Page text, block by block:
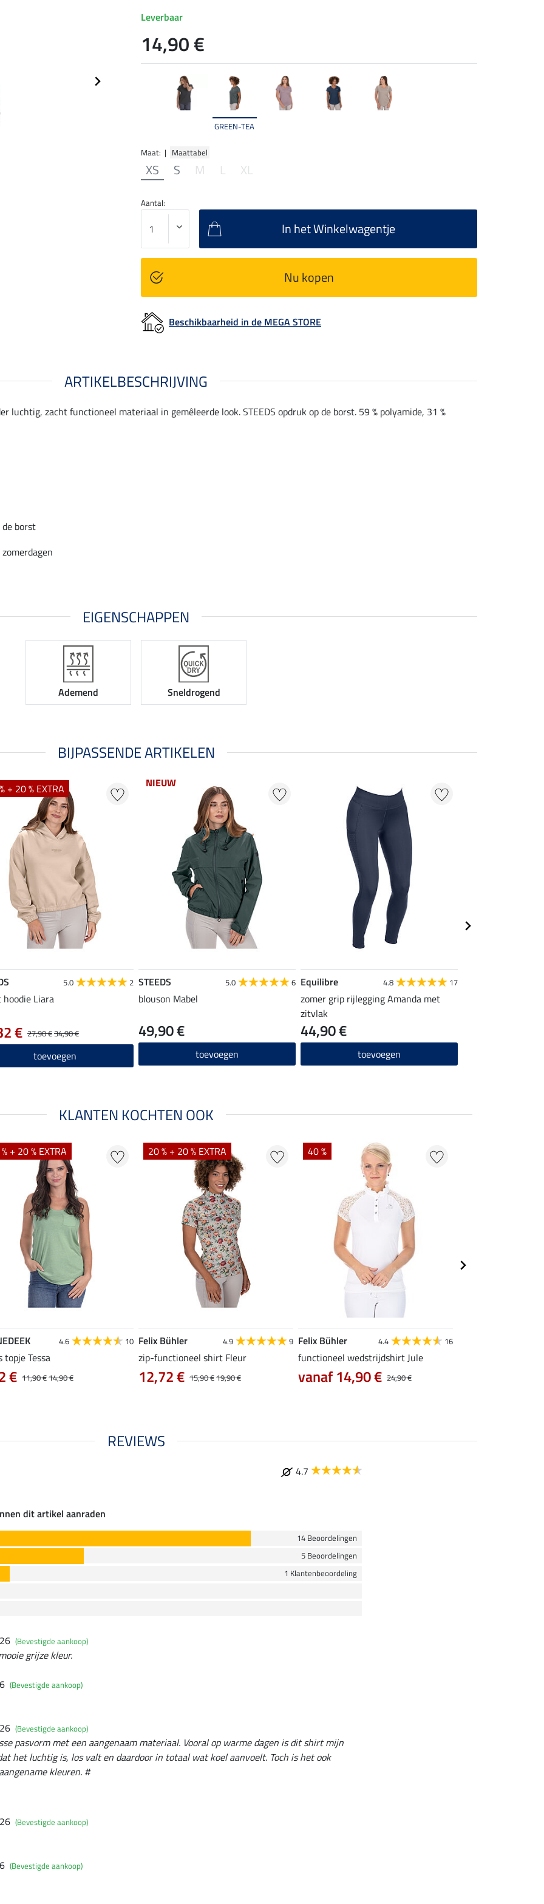
GREEN-TEA
Maat: | Maattabel
XS S M L XL
Leverbaar
14,90 €
Aantal:
In het Winkelwagentje
Nu kopen
Beschikbaarheid in de MEGA STORE
ARTIKELBESCHRIJVING
zacht functioneel materiaal in gemêleerde look. STEEDS opdruk op de borst. 59 % polyamide, 31 %
de borst
EIGENSCHAPPEN
Ademend Sneldrogend
BIJPASSENDE ARTIKELEN
+ 20 % EXTRA
5.0 2
hoodie Liara
27,90 €34,90 €
€
toevoegen
NIEUW
STEEDS 5.0 6
blouson Mabel
49,90 €
toevoegen
Equilibre 4.8 17
zomer grip rijlegging Amanda met
zitvlak
44,90 €
toevoegen
KLANTEN KOCHTEN OOK
+ 20 % EXTRA
4.6 10
topje Tessa
11,90 €14,90 €
€
20 % + 20 % EXTRA
Felix Bühler 4.9 9
zip-functioneel shirt Fleur
15,90 €19,90 €
12,72 €
40 %
Felix Bühler 4.4 16
functioneel wedstrijdshirt Jule
24,90 €
vanaf 14,90 €
REVIEWS
4.7
dit artikel aanraden
14 Beoordelingen
5 Beoordelingen
1 Klantenbeoordeling
(Bevestigde aankoop)
grijze kleur.
(Bevestigde aankoop)
(Bevestigde aankoop)
pasvorm met een aangenaam materiaal. Vooral op warme dagen is dit shirt mijn
het luchtig is, los valt en daardoor in totaal wat koel aanvoelt. Toch is het ook
kleuren. #
(Bevestigde aankoop)
(Bevestigde aankoop)